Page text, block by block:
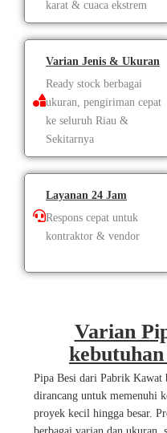
karat & cuaca ekstrem
Varian Jenis & Ukuran
Ready stock berbagai
ukuran, pengiriman cepat
ke seluruh Riau &
Sekitarnya
Layanan 24 Jam
Respons cepat untuk
kontraktor & vendor
Varian
Pipa Besi dari Pabrik Kawat
dirancang untuk memenuhi
proyek kecil hingga besar.